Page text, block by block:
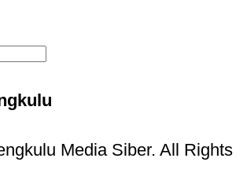
Media Siber. All Rights